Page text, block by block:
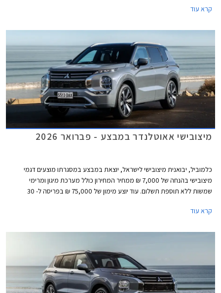
בשווי של עד 5,487 ₪. המבצע ייערך עד לתאריך 31 במרץ 2026.
קרא עוד
מיצובישי אאוטלנדר במבצע - פברואר 2026
כלמוביל, יבואנית מיצובישי לישראל, יוצאת במבצע במסגרתו מוצעים דגמי
מיצובישי בהנחה של 7,000 ₪ ממחיר המחירון כולל מערכת מיגון ומרימי
שמשות ללא תוספת תשלום. עוד יוצע מימון של 75,000 ₪ בפריסה ל- 30
מיצובישי בין התאריכים 13-20 בפברואר 2026 ומוגבל ל- 100 רכבים.
קרא עוד